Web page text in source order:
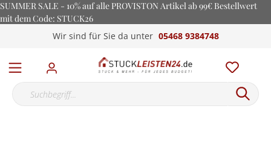
SUMMER SALE - 10% auf alle PROVISTON Artikel ab 99€ Bestellwert
mit dem Code: STUCK26
Wir sind für Sie da unter 05468 9384748